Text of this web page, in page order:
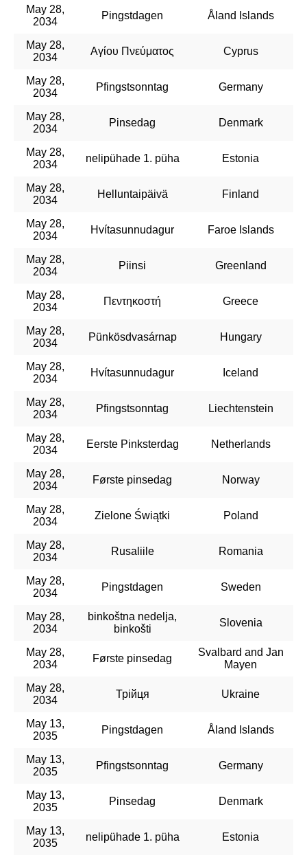
May 28,
2034
Pingstdagen Åland Islands
May 28,
2034
Αγίου Πνεύματος Cyprus
May 28,
2034
Pfingstsonntag Germany
May 28,
2034
Pinsedag Denmark
May 28,
2034
nelipühade 1. püha Estonia
May 28,
2034
Helluntaipäivä Finland
May 28,
2034
Hvítasunnudagur Faroe Islands
May 28,
2034
Piinsi Greenland
May 28,
2034
Πεντηκοστή Greece
May 28,
2034
Pünkösdvasárnap Hungary
May 28,
2034
Hvítasunnudagur Iceland
May 28,
2034
Pfingstsonntag Liechtenstein
May 28,
2034
Eerste Pinksterdag Netherlands
May 28,
2034
Første pinsedag Norway
May 28,
2034
Zielone Świątki Poland
May 28,
2034
Rusaliile Romania
May 28,
2034
Pingstdagen Sweden
May 28,
2034
binkoštna nedelja,
binkošti
Slovenia
May 28,
2034
Første pinsedag
Svalbard and Jan
Mayen
May 28,
2034
Трійця Ukraine
May 13,
2035
Pingstdagen Åland Islands
May 13,
2035
Pfingstsonntag Germany
May 13,
2035
Pinsedag Denmark
May 13,
2035
nelipühade 1. püha Estonia